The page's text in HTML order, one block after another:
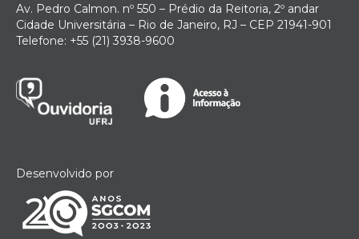
Av. Pedro Calmon. nº 550 – Prédio da Reitoria, 2º andar
Cidade Universitária – Rio de Janeiro, RJ – CEP 21941-901
Telefone: +55 (21) 3938-9600
Desenvolvido por